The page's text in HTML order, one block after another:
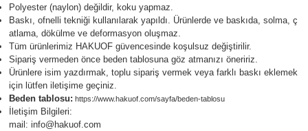
Polyester (naylon) değildir, koku yapmaz.
Baskı, ofnelli tekniği kullanılarak yapıldı. Ürünlerde ve baskıda, solma, ç
atlama, dökülme ve deformasyon oluşmaz.
Tüm ürünlerimiz HAKUOF güvencesinde koşulsuz değiştirilir.
Sipariş vermeden önce beden tablosuna göz atmanızı öneririz.
Ürünlere isim yazdırmak, toplu sipariş vermek veya farklı baskı eklemek
için lütfen iletişime geçiniz.
Beden tablosu: https://www.hakuof.com/sayfa/beden-tablosu
İletişim Bilgileri:
mail: info@hakuof.com